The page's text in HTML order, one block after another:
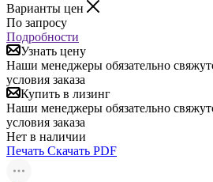
Варианты цен
По запросу
Подробности
Узнать цену
Наши менеджеры обязательно
условия заказа
Купить в лизинг
Наши менеджеры обязательно
условия заказа
Нет в наличии
Печать Скачать PDF